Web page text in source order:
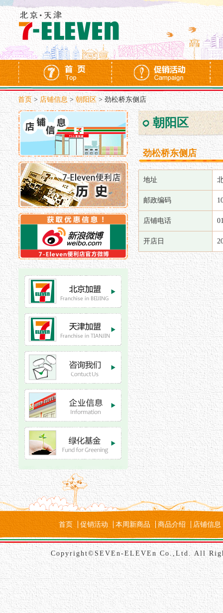
首页 > 店铺信息>朝阳区 >劲松桥东侧店
朝阳区
劲松桥东侧店
地址
邮政编码
店铺电话
开店日
首页 促销活动 本周新商品 商品介绍 店铺信息
Copyright©SEVEn-ELEVEn Co.,Ltd. All